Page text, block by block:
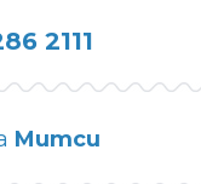
2111
Mumcu